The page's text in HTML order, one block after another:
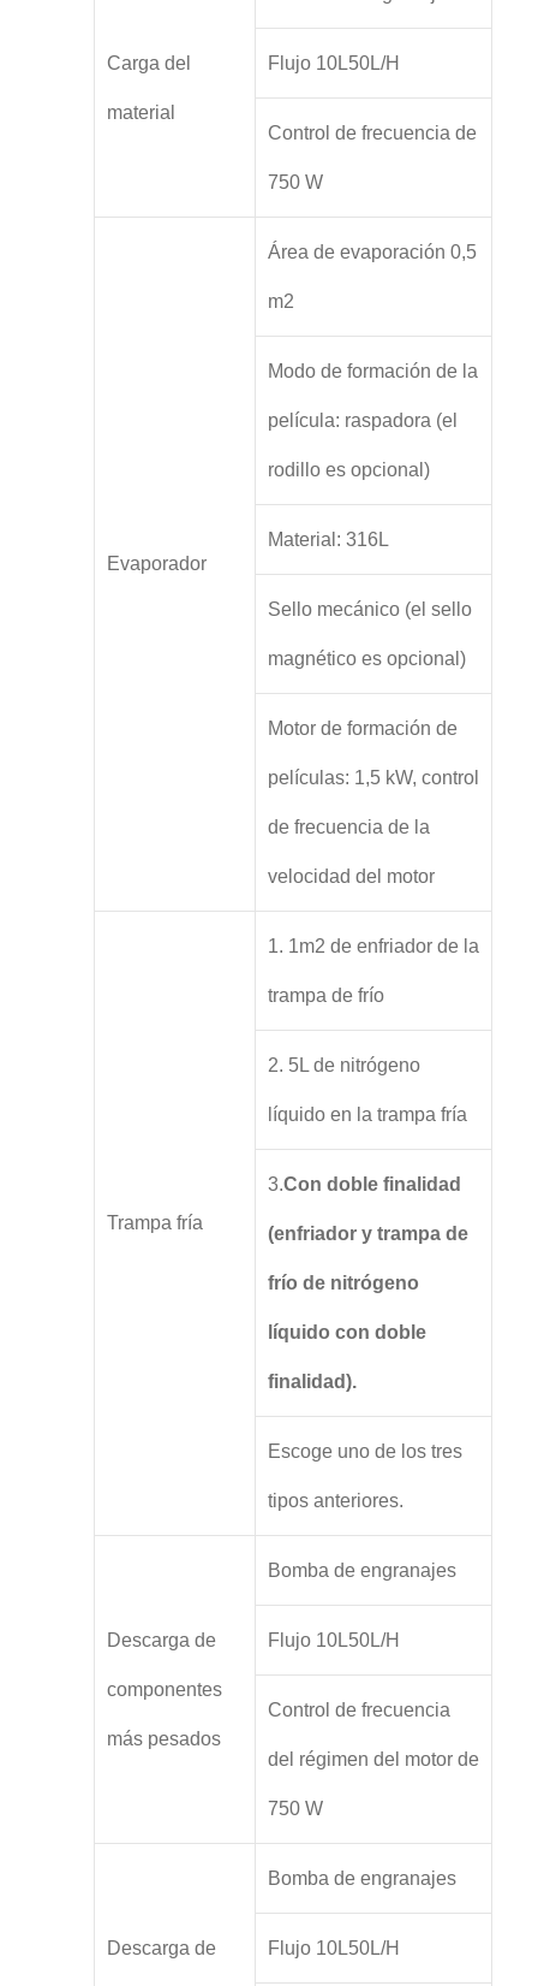
Carga del
material
Flujo 10L50L/H
Control de frecuencia de
750 W
Evaporador
Área de evaporación 0,5
m2
Modo de formación de la
película: raspadora (el
rodillo es opcional)
Material: 316L
Sello mecánico (el sello
magnético es opcional)
Motor de formación de
películas: 1,5 kW, control
de frecuencia de la
velocidad del motor
Trampa fría
1. 1m2 de enfriador de la
trampa de frío
2. 5L de nitrógeno
líquido en la trampa fría
3.Con doble finalidad
(enfriador y trampa de
frío de nitrógeno
líquido con doble
finalidad).
Escoge uno de los tres
tipos anteriores.
Descarga de
componentes
más pesados
Bomba de engranajes
Flujo 10L50L/H
Control de frecuencia
del régimen del motor de
750 W
Descarga de
Bomba de engranajes
Flujo 10L50L/H